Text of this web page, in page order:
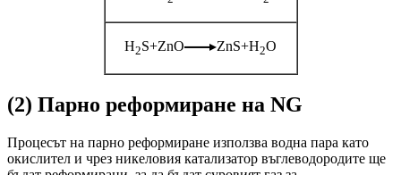
H2S+ZnO ZnS+H2O
(2) Парно реформиране на NG
Процесът на парно реформиране използва водна пара като
окислител и чрез никеловия катализатор въглеводородите ще